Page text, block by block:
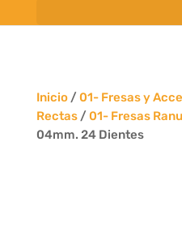
Inicio/ 01- Fresas y
Rectas/ 01- Fresas
04mm. 24 Dientes